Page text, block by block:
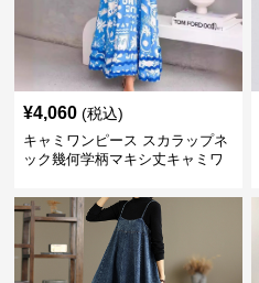
¥4,060 (税込)
キャミワンピース スカラップネ
ック幾何学柄マキシ丈キャミワ